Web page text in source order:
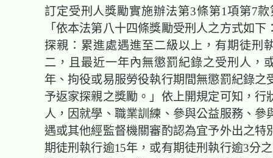
訂定受刑人獎勵實施辦法第3條第1項第7
「依本法第八十四條獎勵受刑人之方式如
探親：累進處遇進至二級以上，有期徒刑
二，且最近一年內無懲罰紀錄之受刑人 ，
年、拘役或易服勞役執行期間無懲罰紀錄之
予返家探親之獎勵。」依上開規定可知，行
人，因就學、職業訓練、參與公益服務、參
遇或其他經監督機關審酌認為宜予外出之特
期徒刑執行逾15年，或有期徒刑執行逾3分